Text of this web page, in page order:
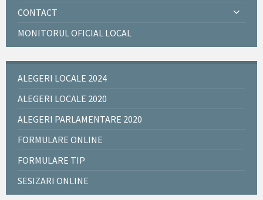
CONTACT
MONITORUL OFICIAL LOCAL
ALEGERI LOCALE 2024
ALEGERI LOCALE 2020
ALEGERI PARLAMENTARE 2020
FORMULARE ONLINE
FORMULARE TIP
SESIZARI ONLINE